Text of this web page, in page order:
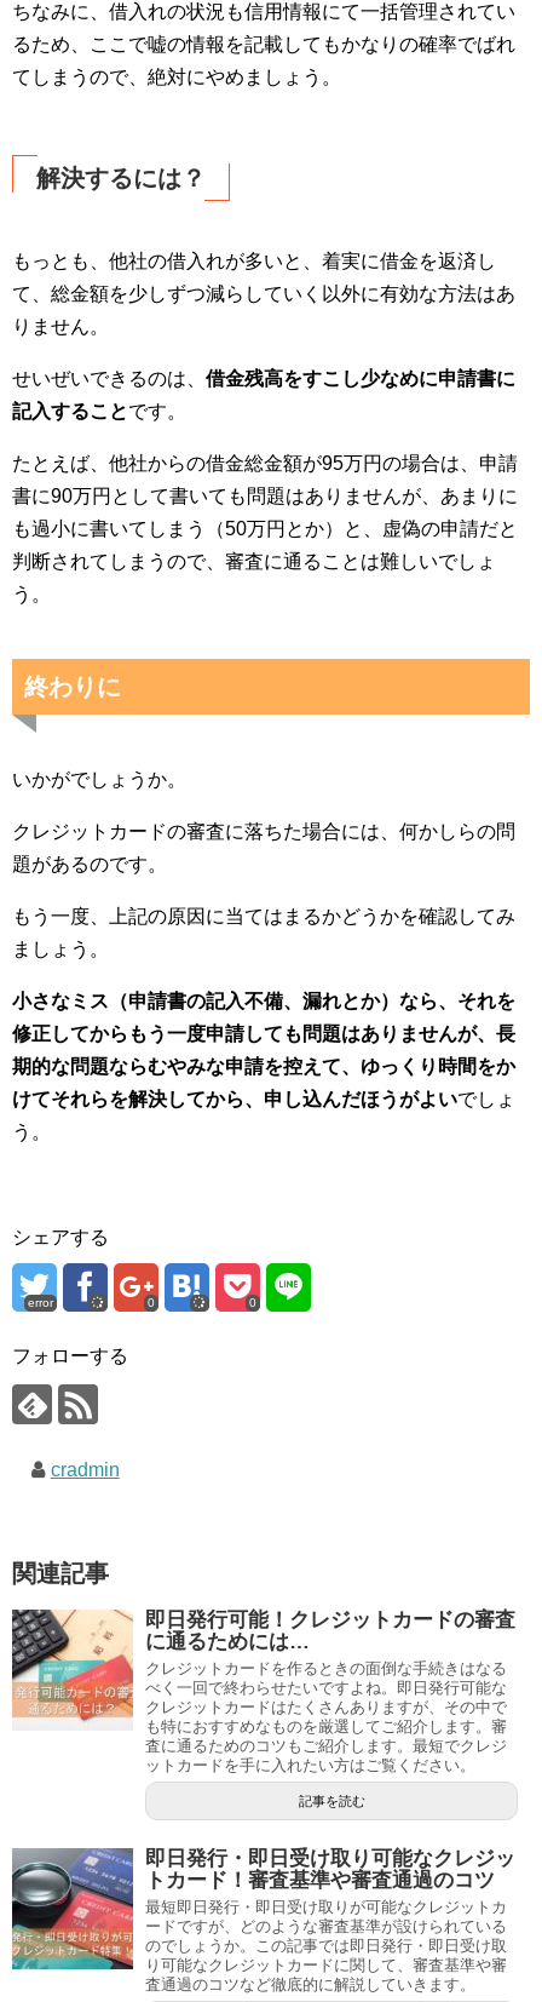
ちなみに、借入れの状況も信用情報にて一括管理されてい
るため、ここで嘘の情報を記載してもかなりの確率でばれ
てしまうので、絶対にやめましょう。
解決するには？
もっとも、他社の借入れが多いと、着実に借金を返済し
て、総金額を少しずつ減らしていく以外に有効な方法はあ
りません。
せいぜいできるのは、 借金残高をすこし少なめに申請書に
記入することです。
たとえば、他社からの借金総金額が95万円の場合は、申請
書に90万円として書いても問題はありませんが、あまりに
も過小に書いてしまう（50万円とか）と、虚偽の申請だと
判断されてしまうので、審査に通ることは難しいでしょ
う。
終わりに
いかがでしょうか。
クレジットカードの審査に落ちた場合には、何かしらの問
題があるのです。
もう一度、上記の原因に当てはまるかどうかを確認してみ
ましょう。
小さなミス（申請書の記入不備、漏れとか）なら、それを
修正してからもう一度申請しても問題はありませんが、長
期的な問題ならむやみな申請を控えて、ゆっくり時間をか
けてそれらを解決してから、申し込んだほうがよいでしょ
う。
シェアする
error 0 0
フォローする
cradmin
関連記事
即日発行可能！クレジットカードの審査
に通るためには…
クレジットカードを作るときの面倒な手続きはなる
べく一回で終わらせたいですよね。即日発行可能な
クレジットカードはたくさんありますが、その中で
も特におすすめなものを厳選してご紹介します。審
査に通るためのコツもご紹介します。最短でクレジ
ットカードを手に入れたい方はご覧ください。
記事を読む
即日発行・即日受け取り可能なクレジッ
トカード！審査基準や審査通過のコツ
最短即日発行・即日受け取りが可能なクレジットカ
ードですが、どのような審査基準が設けられている
のでしょうか。この記事では即日発行・即日受け取
り可能なクレジットカードに関して、審査基準や審
査通過のコツなど徹底的に解説していきます。